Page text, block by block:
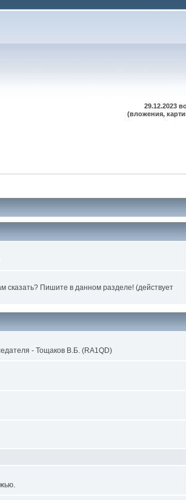
29.12.2023
(вложения,
сказать? Пишите в данном разделе! (действует
- Тощаков В.Б. (RA1QD)